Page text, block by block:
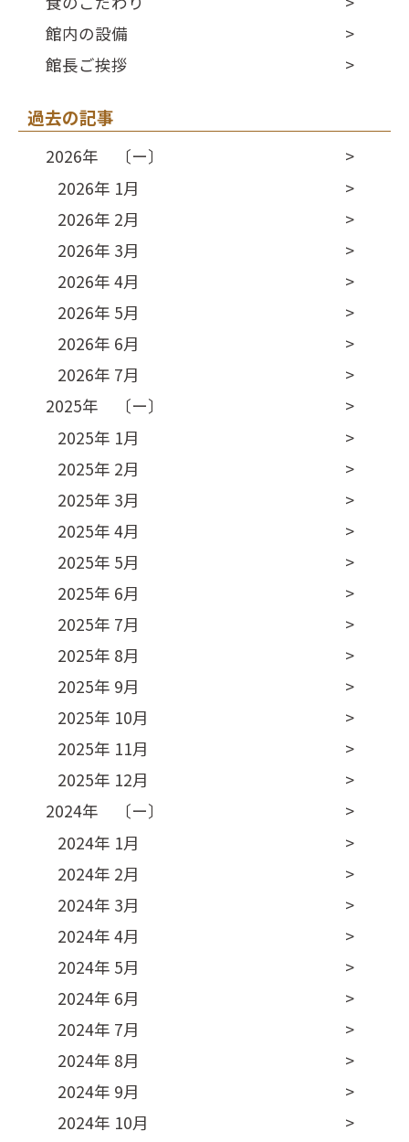
館内の設備
館長ご挨拶
過去の記事
2026年 〔ー〕
2026年 1月
2026年 2月
2026年 3月
2026年 4月
2026年 5月
2026年 6月
2026年 7月
2025年 〔ー〕
2025年 1月
2025年 2月
2025年 3月
2025年 4月
2025年 5月
2025年 6月
2025年 7月
2025年 8月
2025年 9月
2025年 10月
2025年 11月
2025年 12月
2024年 〔ー〕
2024年 1月
2024年 2月
2024年 3月
2024年 4月
2024年 5月
2024年 6月
2024年 7月
2024年 8月
2024年 9月
2024年 10月